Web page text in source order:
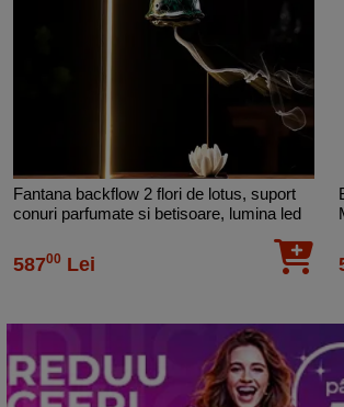
Pentru gama larga si produsele de
Hem Corporation este castigatoare al
Fantana backflow 2 flori de lotus, suport
conuri parfumate si betisoare, lumina led
58700 Lei